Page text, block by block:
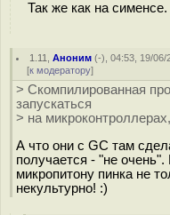
Так же как на сименсе.
1.11 ,Аноним (-), 04:53, 19/06/
[к модератору]
> Скомпилированная
запускаться
> на
А что они с GC там
получается - "не
микропитону пинка не
некультурно! :)